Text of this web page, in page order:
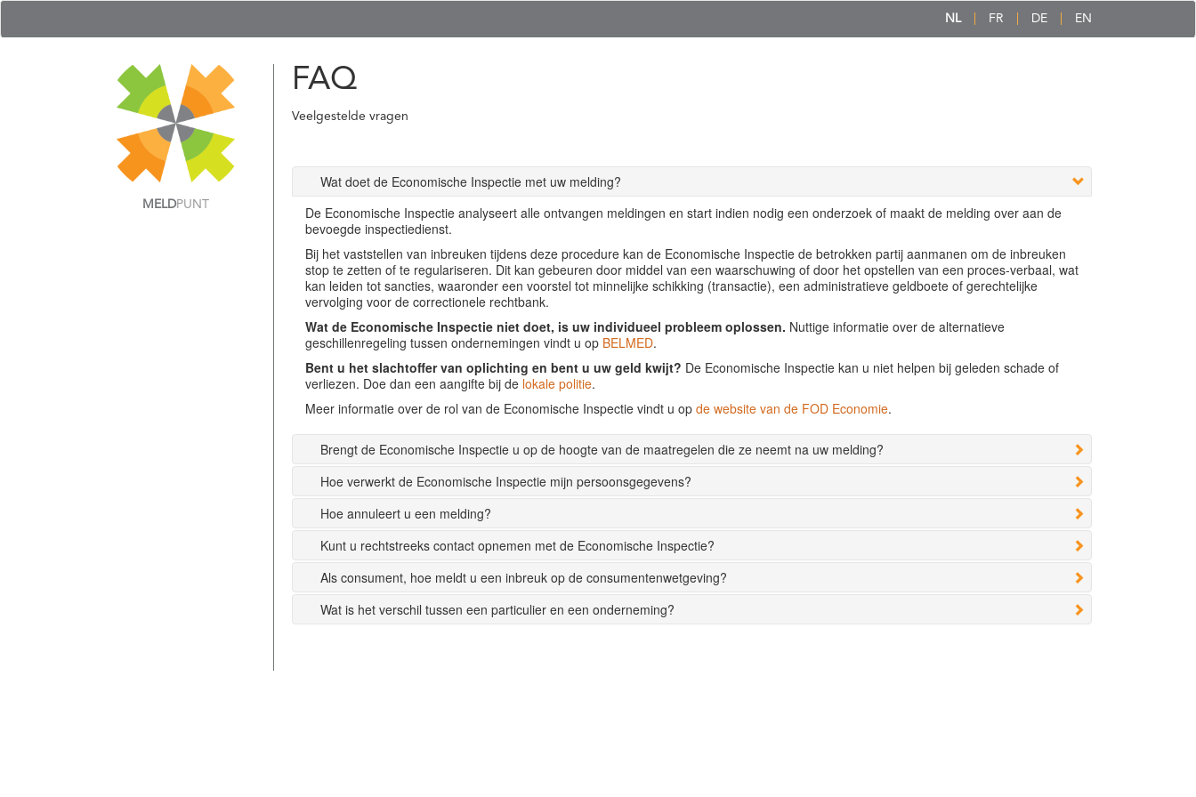
NL FR DE EN
MELDPUNT
FAQ
Veelgestelde vragen
Wat doet de Economische Inspectie met uw melding?
De Economische Inspectie analyseert alle ontvangen meldingen en start indien nodig een onderzoek of maakt de melding over aan de
bevoegde inspectiedienst.
Bij het vaststellen van inbreuken tijdens deze procedure kan de Economische Inspectie de betrokken partij aanmanen om de inbreuken
stop te zetten of te regulariseren. Dit kan gebeuren door middel van een waarschuwing of door het opstellen van een proces-verbaal, wat
kan leiden tot sancties, waaronder een voorstel tot minnelijke schikking (transactie), een administratieve geldboete of gerechtelijke
vervolging voor de correctionele rechtbank.
Wat de Economische Inspectie niet doet, is uw individueel probleem oplossen. Nuttige informatie over de alternatieve
geschillenregeling tussen ondernemingen vindt u op BELMED.
Bent u het slachtoffer van oplichting en bent u uw geld kwijt? De Economische Inspectie kan u niet helpen bij geleden schade of
verliezen. Doe dan een aangifte bij de lokale politie.
Meer informatie over de rol van de Economische Inspectie vindt u op de website van de FOD Economie.
Brengt de Economische Inspectie u op de hoogte van de maatregelen die ze neemt na uw melding?
Hoe verwerkt de Economische Inspectie mijn persoonsgegevens?
Hoe annuleert u een melding?
Kunt u rechtstreeks contact opnemen met de Economische Inspectie?
Als consument, hoe meldt u een inbreuk op de consumentenwetgeving?
Wat is het verschil tussen een particulier en een onderneming?